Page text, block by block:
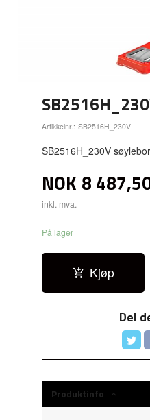
Artikkelnr.: SB2516H_230V
SB2516H_230V
NOK 8
inkl. mva.
På lager
Kjøp
Del
Produktinfo